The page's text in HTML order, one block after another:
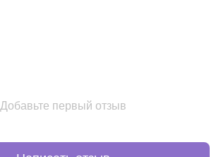
Добавьте первый отзыв